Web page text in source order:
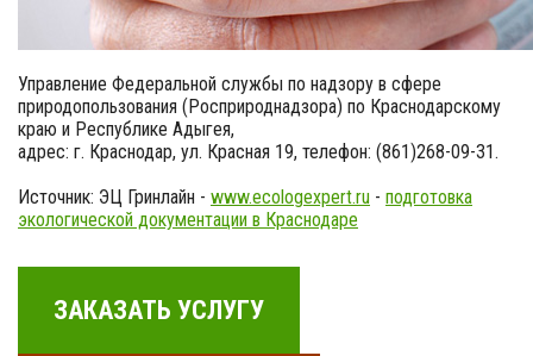
Управление Федеральной службы по надзору в сфере
природопользования (Росприроднадзора) по Краснодарскому
краю и Республике Адыгея,
адрес: г. Краснодар, ул. Красная 19, телефон: (861)268-09-31.
Источник: ЭЦ Гринлайн - www.ecologexpert.ru - подготовка
экологической документации в Краснодаре
ЗАКАЗАТЬ УСЛУГУ